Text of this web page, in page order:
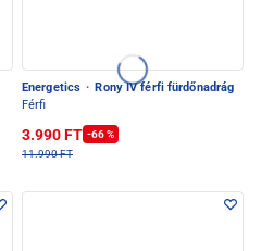
Energetics · Rony IV férfi fürdőnadrág
Férfi
3.990 FT -66 %
11.990 FT